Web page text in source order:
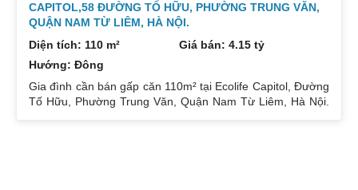
CAPITOL,58 ĐƯỜNG TỐ HỮU, PHƯỜNG TRUNG VĂN,
QUẬN NAM TỪ LIÊM, HÀ NỘI.
Diện tích: 110 m²
Giá bán: 4.15 tỷ
Hướng: Đông
Gia đình cần bán gấp căn 110m² tại Ecolife Capitol, Đường
Tố Hữu, Phường Trung Văn, Quận Nam Từ Liêm, Hà Nội.